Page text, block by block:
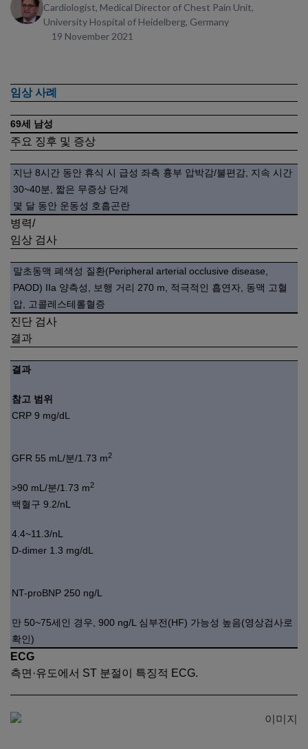
Cardiologist, Medical Director of Chest Pain Unit,
University Hospital of Heidelberg, Germany
19 November 2021
임상 사례
69세 남성
주요 징후 및 증상
지난 8시간 동안 휴식 시 급성 좌측 흉부 압박감/불편감, 지속 시간
30~40분, 짧은 무증상 단계
몇 달 동안 운동성 호흡곤란
병력/
임상 검사
말초동맥 폐색성 질환(Peripheral arterial occlusive disease,
PAOD) IIa 양측성, 보행 거리 270 m, 적극적인 흡연자, 동맥 고혈
압, 고콜레스테롤혈증
진단 검사
결과
결과
참고 범위
CRP 9 mg/dL
GFR 55 mL/분/1.73 m2
>90 mL/분/1.73 m2
백혈구 9.2/nL
4.4~11.3/nL
D-dimer 1.3 mg/dL
NT-proBNP 250 ng/L
만 50~75세인 경우, 900 ng/L 심부전(HF) 가능성 높음(영상검사로
확인)
ECG
측면·유도에서 ST 분절이 특징적 ECG.